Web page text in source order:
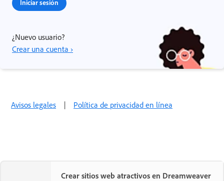
Iniciar sesión
¿Nuevo usuario?
Crear una cuenta ›
Avisos legales | Política de privacidad en línea
Crear sitios web atractivos en Dreamweaver